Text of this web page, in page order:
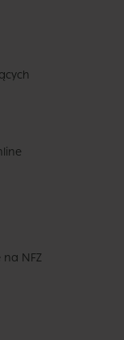
na NFZ